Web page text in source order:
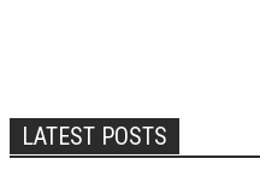
LATEST POSTS